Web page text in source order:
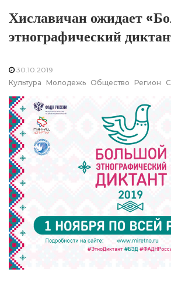
Хиславичан ожидает
этнографический
30.10.2019
Культура
Молодежь Общество Регион